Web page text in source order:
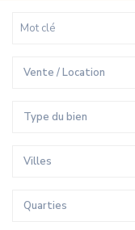
Vente / Location
Type du bien
Villes
Quarties